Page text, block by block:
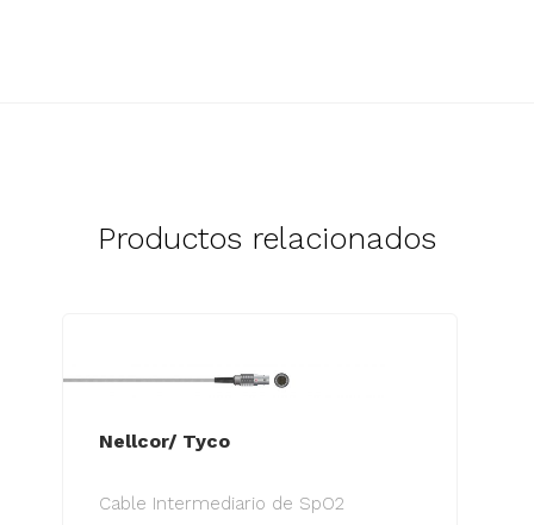
Productos relacionados
Nellcor/ Tyco
Cable Intermediario de SpO2